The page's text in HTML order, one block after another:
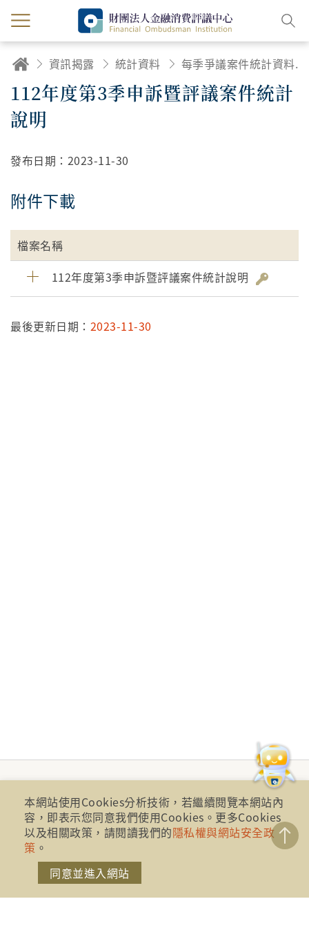
資訊揭露 統計資料 每季爭議案件統計資料及統計說明
112年度第3季申訴暨評議案件統計
說明
發布日期： 2023-11-30
附件下載
檔案名稱
112年度第3季申訴暨評議案件統計說明
最後更新日期： 2023-11-30
財團法人金融消費評議中心 著作權所有
本網站使用Cookies分析技術，若繼續閱覽本網站內
容，即表示您同意我們使用Cookies。更多Cookies
以及相關政策，請閱讀我們的隱私權與網站安全政
策 。
同意並進入網站